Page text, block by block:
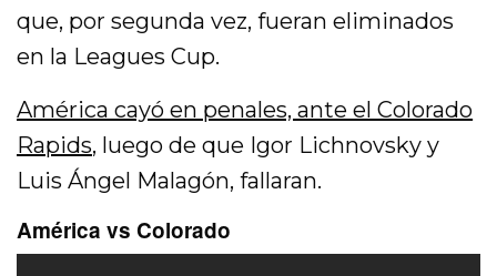
que, por segunda vez, fueran eliminados
en la Leagues Cup.
América cayó en penales, ante el Colorado
Rapids, luego de que Igor Lichnovsky y
Luis Ángel Malagón, fallaran.
América vs Colorado